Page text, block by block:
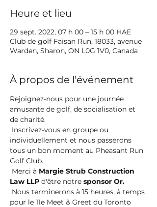
Heure et lieu
29 sept. 2022, 07 h 00 – 15 h 00 HAE
Club de golf Faisan Run, 18033, avenue
Warden, Sharon, ON L0G 1V0, Canada
À propos de l'événement
Rejoignez-nous pour une journée
amusante de golf, de socialisation et
de charité.
individuellement et nous passerons
tous un bon moment au Pheasant Run
Golf Club.
Merci à Margie Strub Construction
Law LLP d'être notre sponsor Or.
pour le 11e Meet & Greet du Toronto